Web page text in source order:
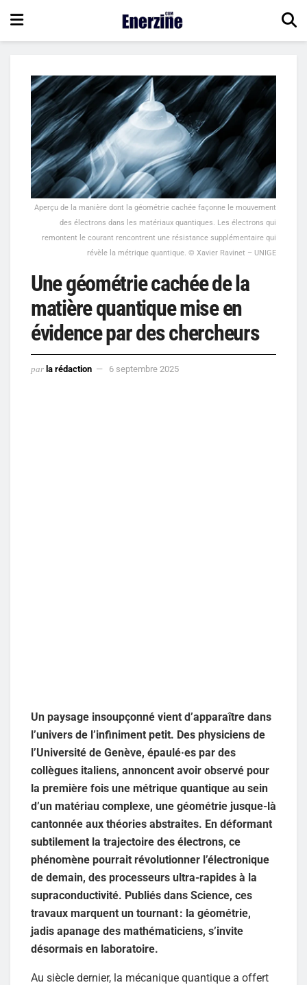
Aperçu de la manière dont la géométrie cachée façonne le mouvement
des électrons dans les matériaux quantiques. Les électrons qui
remontent le courant rencontrent une résistance supplémentaire qui
révèle la métrique quantique. © Xavier Ravinet – UNIGE
Une géométrie cachée de la
matière quantique mise en
évidence par des chercheurs
par la rédaction 6 septembre 2025
Un paysage insoupçonné vient d’apparaître dans
l’univers de l’infiniment petit. Des physiciens de
l’Université de Genève, épaulé·es par des
collègues italiens, annoncent avoir observé pour
la première fois une métrique quantique au sein
d’un matériau complexe, une géométrie jusque-là
cantonnée aux théories abstraites. En déformant
subtilement la trajectoire des électrons, ce
phénomène pourrait révolutionner l’électronique
de demain, des processeurs ultra-rapides à la
supraconductivité. Publiés dans Science, ces
travaux marquent un tournant : la géométrie,
jadis apanage des mathématiciens, s’invite
désormais en laboratoire.
Au siècle dernier, la mécanique quantique a offert